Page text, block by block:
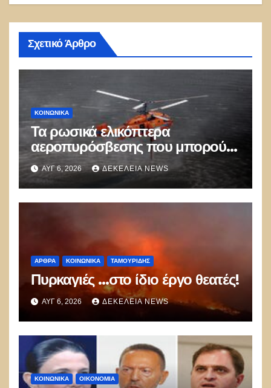
Σχετικό Άρθρο
ΚΟΙΝΩΝΙΚΑ
Τα ρωσικά ελικόπτερα
αεροπυρόσβεσης που μπορούν
να ρίχνουν 5 τόνους νερού με 8
μποφόρ
ΑΥΓ 6, 2026 ΔΕΚΈΛΕΙΑ NEWS
ΑΡΘΡΑ ΚΟΙΝΩΝΙΚΑ ΤΑΜΟΥΡΊΔΗΣ
Πυρκαγιές …στο ίδιο έργο θεατές!
ΑΥΓ 6, 2026 ΔΕΚΈΛΕΙΑ NEWS
ΚΟΙΝΩΝΙΚΑ ΟΙΚΟΝΟΜΙΑ